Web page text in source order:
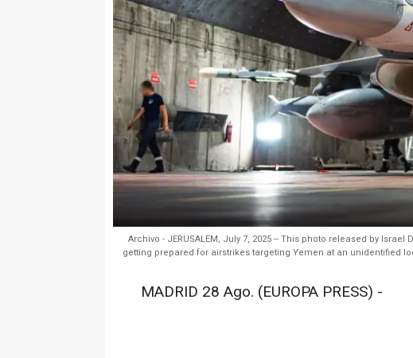
Archivo - JERUSALEM, July 7, 2025 -- This photo released by
getting prepared for airstrikes targeting Yemen at an unidentified
MADRID 28 Ago. (EUROPA PRESS) -